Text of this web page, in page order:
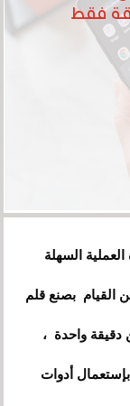
فقط
السهلة
القيام بصنع قلم
واحدة ،
أدوات